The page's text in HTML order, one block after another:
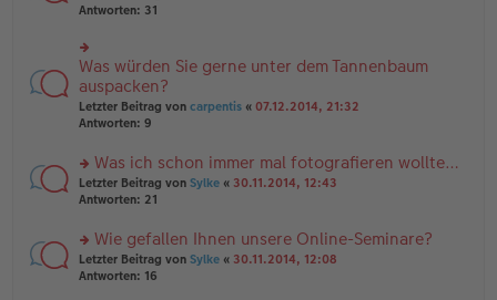
g
er
tr
a
g
el
e
n
er
B
ei
tr
g
te
u
n
g
el
es
e
er
B
ei
tr
g
Antworten: 31
rs
te
r
u
n
el
es
e
B
ei
tr
Was würden Sie gerne unter dem Tannenbaum
auspacken?
Letzter Beitrag von carpentis « 07.12.2014, 21:32
Antworten: 9
rs
te
n
g
el
Was ich schon immer mal fotografieren wollte…
Letzter Beitrag von Sylke « 30.11.2014, 12:43
Antworten: 21
rs
te
Wie gefallen Ihnen unsere Online-Seminare?
Letzter Beitrag von Sylke « 30.11.2014, 12:08
Antworten: 16